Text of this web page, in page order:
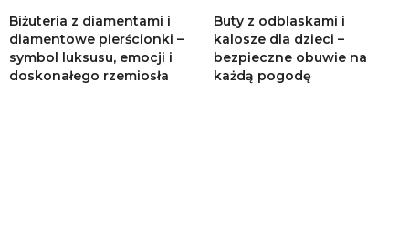
Biżuteria z diamentami i
diamentowe pierścionki –
symbol luksusu, emocji i
doskonałego rzemiosła
Buty z odblaskami i
kalosze dla dzieci –
bezpieczne obuwie na
każdą pogodę